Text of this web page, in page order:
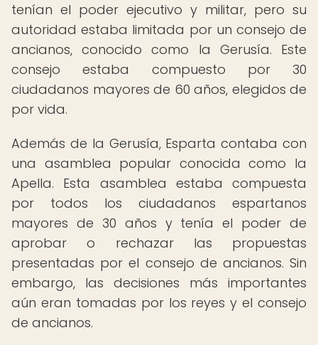
tenían el poder ejecutivo y militar, pero su
autoridad estaba limitada por un consejo de
ancianos, conocido como la Gerusía. Este
consejo estaba compuesto por 30
ciudadanos mayores de 60 años, elegidos de
por vida.
Además de la Gerusía, Esparta contaba con
una asamblea popular conocida como la
Apella. Esta asamblea estaba compuesta
por todos los ciudadanos espartanos
mayores de 30 años y tenía el poder de
aprobar o rechazar las propuestas
presentadas por el consejo de ancianos. Sin
embargo, las decisiones más importantes
aún eran tomadas por los reyes y el consejo
de ancianos.